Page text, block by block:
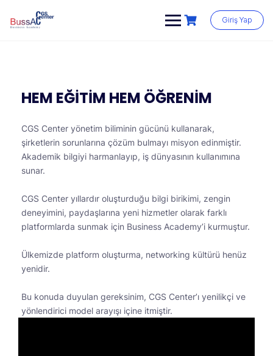
Giriş Yap
HEM EĞİTİM HEM ÖĞRENİM
CGS Center yönetim biliminin gücünü kullanarak,
şirketlerin sorunlarına çözüm bulmayı misyon edinmiştir.
Akademik bilgiyi harmanlayıp, iş dünyasının kullanımına
sunar.
CGS Center yıllardır oluşturduğu bilgi birikimi, zengin
deneyimini, paydaşlarına yeni hizmetler olarak farklı
platformlarda sunmak için Business Academy’i kurmuştur.
Ülkemizde platform oluşturma, networking kültürü henüz
yenidir.
Bu konuda duyulan gereksinim, CGS Center’ı yenilikçi ve
yönlendirici model arayışı içine itmiştir.